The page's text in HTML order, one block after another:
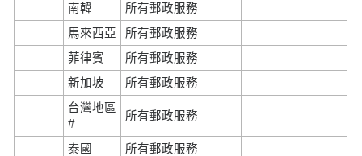
南韓
所有郵政服務
馬來西亞
所有郵政服務
菲律賓
所有郵政服務
新加坡
所有郵政服務
台灣地區
#
所有郵政服務
泰國
所有郵政服務